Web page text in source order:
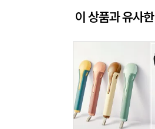
이 상품과 유사한